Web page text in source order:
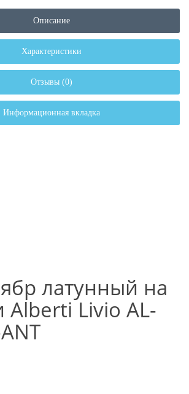
Описание
Характеристики
Отзывы (0)
Информационная вкладка
латунный на
Alberti Livio AL-